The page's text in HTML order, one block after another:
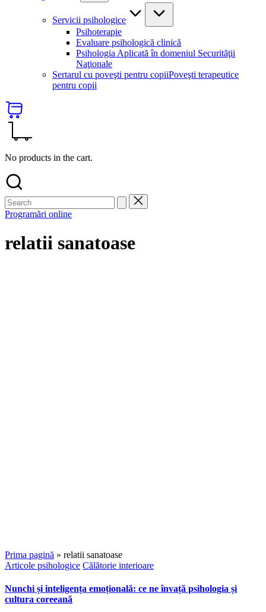
Servicii psihologice
Psihoterapie
Evaluare psihologică clinică
Psihologia Aplicată în domeniul Securităţii
Naţionale
Sertarul cu poveşti pentru copiiPoveşti terapeutice
pentru copii
No products in the cart.
Programări online
relatii sanatoase
Prima pagină » relatii sanatoase
Posted
Articole psihologice Călătorie interioare
Nunchi și inteligența emoțională: ce ne învață psihologia și
cultura coreeană